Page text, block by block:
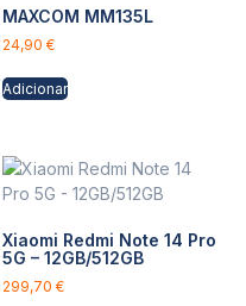
MAXCOM MM135L
24,90 €
Adicionar
Xiaomi Redmi Note 14 Pro
5G – 12GB/512GB
299,70 €